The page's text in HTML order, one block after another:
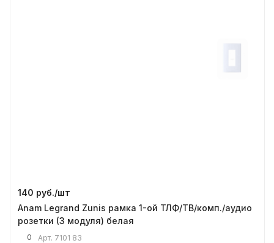
140 руб./шт
Anam Legrand Zunis рамка 1-ой ТЛФ/ТВ/комп./аудио
розетки (3 модуля) белая
0 Арт. 7101 83